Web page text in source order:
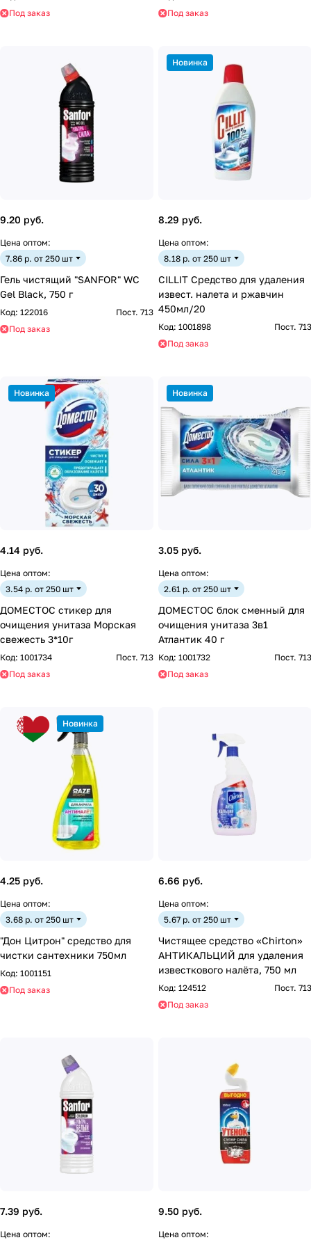
Под заказ
Под заказ
9.20 руб.
Цена оптом:
7.86 р. от 250 шт
Гель чистящий "SANFOR" WC
Gel Black, 750 г
Код: 122016
Пост. 713
Под заказ
Новинка
8.29 руб.
Цена оптом:
8.18 р. от 250 шт
CILLIT Средство для удаления
извест. налета и ржавчин
450мл/20
Код: 1001898
Пост. 713
Под заказ
Новинка
4.14 руб.
Цена оптом:
3.54 р. от 250 шт
ДОМЕСТОС стикер для
очищения унитаза Морская
свежесть 3*10г
Код: 1001734
Пост. 713
Под заказ
Новинка
3.05 руб.
Цена оптом:
2.61 р. от 250 шт
ДОМЕСТОС блок сменный для
очищения унитаза 3в1
Атлантик 40 г
Код: 1001732
Пост. 713
Под заказ
Новинка
4.25 руб.
Цена оптом:
3.68 р. от 250 шт
"Дон Цитрон" средство для
чистки сантехники 750мл
Код: 1001151
Под заказ
6.66 руб.
Цена оптом:
5.67 р. от 250 шт
Чистящее средство «Chirton»
АНТИКАЛЬЦИЙ для удаления
известкового налёта, 750 мл
Код: 124512
Пост. 713
Под заказ
7.39 руб.
Цена оптом:
9.50 руб.
Цена оптом: